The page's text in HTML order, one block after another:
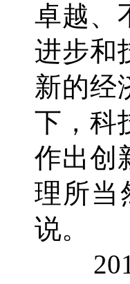
卓越、
进步和
新的经
下，科
作出创
理所当
说。
2013